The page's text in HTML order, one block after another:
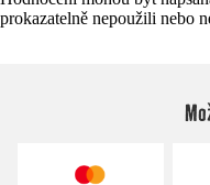
prokazatelně nepoužili nebo